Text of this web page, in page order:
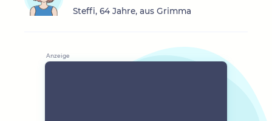
Steffi, 64 Jahre, aus Grimma